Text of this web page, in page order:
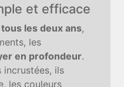
et efficace
tous les deux ans,
les
en profondeur.
incrustées, ils
les couleurs